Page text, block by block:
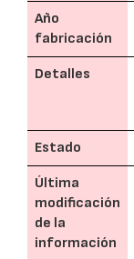
Año
fabricación
Detalles
Estado
Última
modificación
de la
información